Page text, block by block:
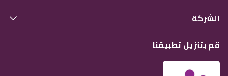
الشركة
قم بتنزيل تطبيقنا